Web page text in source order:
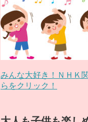
みんな大好き！ＮＨＫ
らをクリック！